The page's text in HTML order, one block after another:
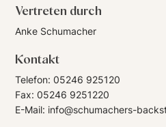
Vertreten durch
Anke Schumacher
Kontakt
Telefon:05246 925120
Fax:05246 9251220
E-Mail: info@schumachers-